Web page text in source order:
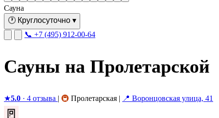
Сауна
🕐 Круглосуточно ▾
📞 +7 (495) 912-00-64
Сауны на Пролетарской
★5.0 · 4 отзыва | 🚇 Пролетарская | 📍 Воронцовская улица, 41
🚪